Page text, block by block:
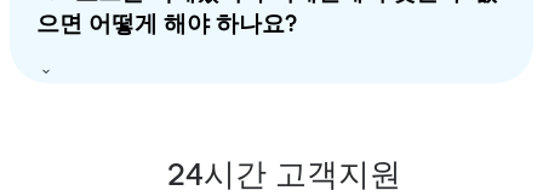
으면 어떻게 해야 하나요?
24시간 고객지원